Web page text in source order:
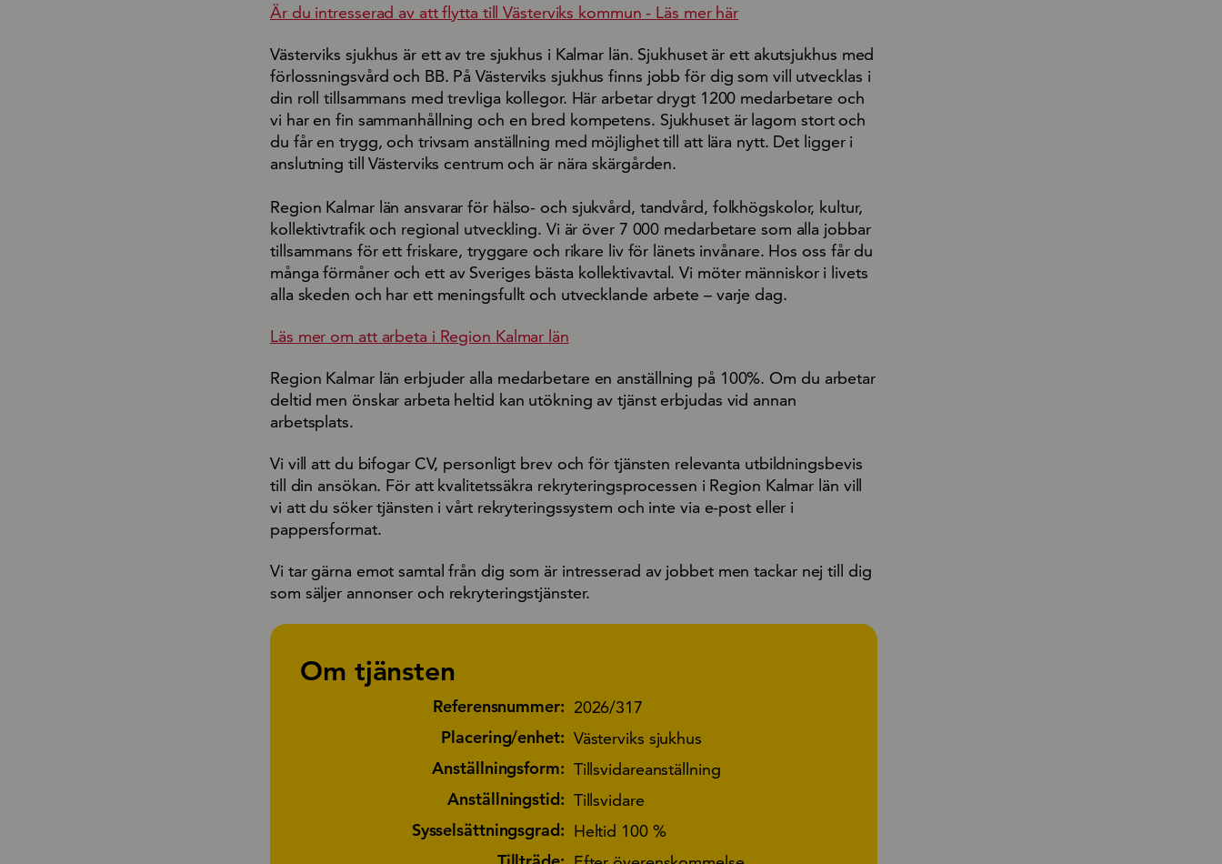
Är du intresserad av att flytta till Västerviks kommun - Läs mer här
Västerviks sjukhus är ett av tre sjukhus i Kalmar län. Sjukhuset är ett akutsjukhus med
förlossningsvård och BB. På Västerviks sjukhus finns jobb för dig som vill utvecklas i
din roll tillsammans med trevliga kollegor. Här arbetar drygt 1200 medarbetare och
vi har en fin sammanhållning och en bred kompetens. Sjukhuset är lagom stort och
du får en trygg, och trivsam anställning med möjlighet till att lära nytt. Det ligger i
anslutning till Västerviks centrum och är nära skärgården.
Region Kalmar län ansvarar för hälso- och sjukvård, tandvård, folkhögskolor, kultur,
kollektivtrafik och regional utveckling. Vi är över 7 000 medarbetare som alla jobbar
tillsammans för ett friskare, tryggare och rikare liv för länets invånare. Hos oss får du
många förmåner och ett av Sveriges bästa kollektivavtal. Vi möter människor i livets
alla skeden och har ett meningsfullt och utvecklande arbete – varje dag.
Läs mer om att arbeta i Region Kalmar län
Region Kalmar län erbjuder alla medarbetare en anställning på 100%. Om du arbetar
deltid men önskar arbeta heltid kan utökning av tjänst erbjudas vid annan
arbetsplats.
Vi vill att du bifogar CV, personligt brev och för tjänsten relevanta utbildningsbevis
till din ansökan. För att kvalitetssäkra rekryteringsprocessen i Region Kalmar län vill
vi att du söker tjänsten i vårt rekryteringssystem och inte via e-post eller i
pappersformat.
Vi tar gärna emot samtal från dig som är intresserad av jobbet men tackar nej till dig
som säljer annonser och rekryteringstjänster.
Om tjänsten
Referensnummer: 2026/317
Placering/enhet: Västerviks sjukhus
Anställningsform: Tillsvidareanställning
Anställningstid: Tillsvidare
Sysselsättningsgrad: Heltid 100 %